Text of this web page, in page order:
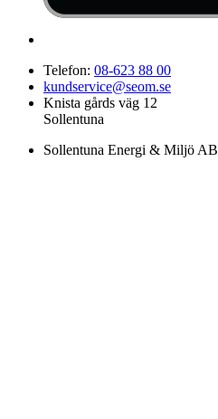
Telefon: 08-623 88 00
kundservice@seom.se
Knista gårds väg 12
Sollentuna
Sollentuna Energi & Miljö AB